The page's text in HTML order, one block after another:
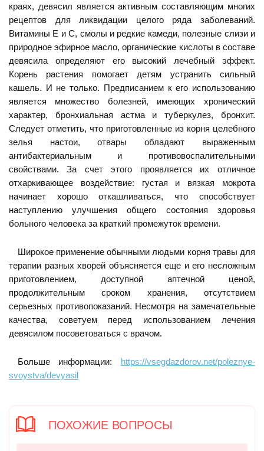
краях, девясил является активным составляющим многих
рецептов для ликвидации целого ряда заболеваний.
Витамины Е и С, смолы и редкие камеди, полезные слизи и
природное эфирное масло, органические кислоты в составе
девясила определяют его высокий лечебный эффект.
Корень растения помогает детям устранить сильный
кашель. И не только. Предписанием к его использованию
является множество болезней, имеющих хронический
характер, бронхиальная астма и туберкулез, бронхит.
Следует отметить, что приготовленные из корня целебного
зелья настои, отвары обладают выраженным
антибактериальным и противовоспалительными
свойствами. За счет этого проявляется их отличное
отхаркивающее воздействие: густая и вязкая мокрота
начинает хорошо откашливаться, что способствует
наступлению улучшения общего состояния здоровья
больного человека за краткий промежуток времени.
Широкое применение обычными людьми корня травы для
терапии разных хворей объясняется еще и его несложным
приготовлением, доступной аптечной ценой,
продолжительным сроком хранения, отсутствием
серьезных противопоказаний. Несмотря на замечательные
качества, советуем перед использованием лечения
девясилом посоветоваться с врачом.
Больше информации: https://vsegdazdorov.net/poleznye-
svoystva/devyasil
ПОХОЖИЕ ВОПРОСЫ